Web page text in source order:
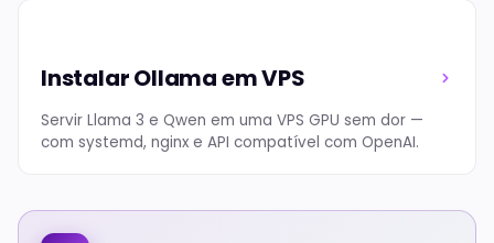
Instalar Ollama em VPS
Servir Llama 3 e Qwen em uma VPS GPU sem dor —
com systemd, nginx e API compatível com OpenAI.